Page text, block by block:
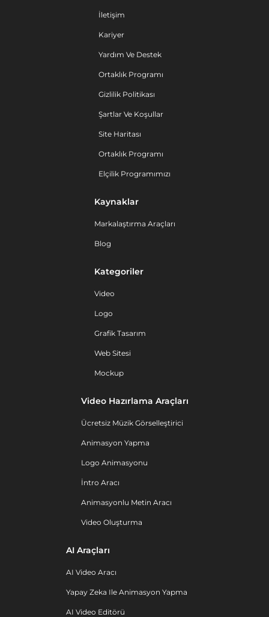
İletişim
Kariyer
Yardım Ve Destek
Ortaklık Programı
Gizlilik Politikası
Şartlar Ve Koşullar
Site Haritası
Ortaklık Programı
Elçilik Programımızı
Kaynaklar
Markalaştırma Araçları
Blog
Kategoriler
Video
Logo
Grafik Tasarım
Web Sitesi
Mockup
Video Hazırlama Araçları
Ücretsiz Müzik Görselleştirici
Animasyon Yapma
Logo Animasyonu
İntro Aracı
Animasyonlu Metin Aracı
Video Oluşturma
AI Araçları
AI Video Aracı
Yapay Zeka Ile Animasyon Yapma
AI Video Editörü